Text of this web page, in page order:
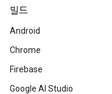
빌드
Android
Chrome
Firebase
Google AI Studio